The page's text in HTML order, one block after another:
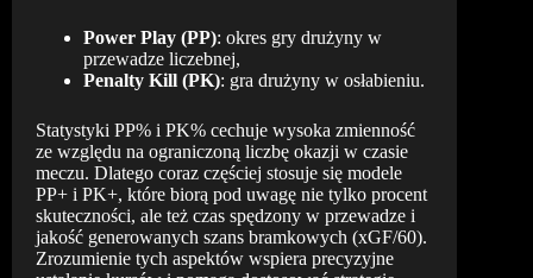
Power Play (PP): okres gry drużyny w
przewadze liczebnej,
Penalty Kill (PK): gra drużyny w osłabieniu.
Statystyki PP% i PK% cechuje wysoka zmienność
ze względu na ograniczoną liczbę okazji w czasie
meczu. Dlatego coraz częściej stosuje się modele
PP+ i PK+, które biorą pod uwagę nie tylko procent
skuteczności, ale też czas spędzony w przewadze i
jakość generowanych szans bramkowych (xGF/60).
Zrozumienie tych aspektów wspiera precyzyjne